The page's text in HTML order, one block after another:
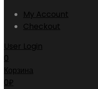
My Account
Checkout
User Login
0
Корзина
0₽